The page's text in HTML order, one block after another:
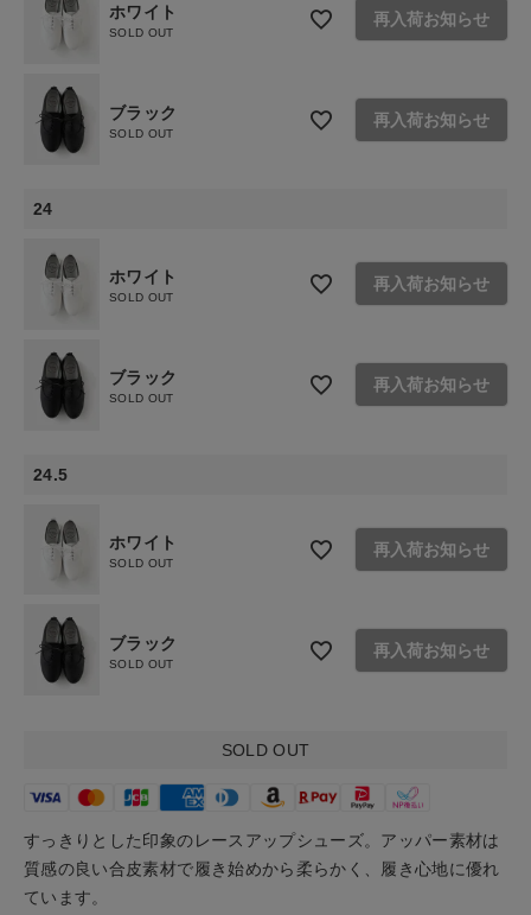
ホワイト
SOLD OUT
再入荷お知らせ
ブラック
SOLD OUT
再入荷お知らせ
24
ホワイト
SOLD OUT
再入荷お知らせ
ブラック
SOLD OUT
再入荷お知らせ
24.5
ホワイト
SOLD OUT
再入荷お知らせ
ブラック
SOLD OUT
再入荷お知らせ
SOLD OUT
すっきりとした印象のレースアップシューズ。アッパー素材は
質感の良い合皮素材で履き始めから柔らかく、履き心地に優れ
ています。